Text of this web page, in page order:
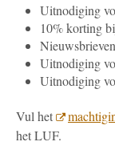
Uitnodiging
10% korting
Uitnodiging
Uitnodiging
Vul het
het LUF.